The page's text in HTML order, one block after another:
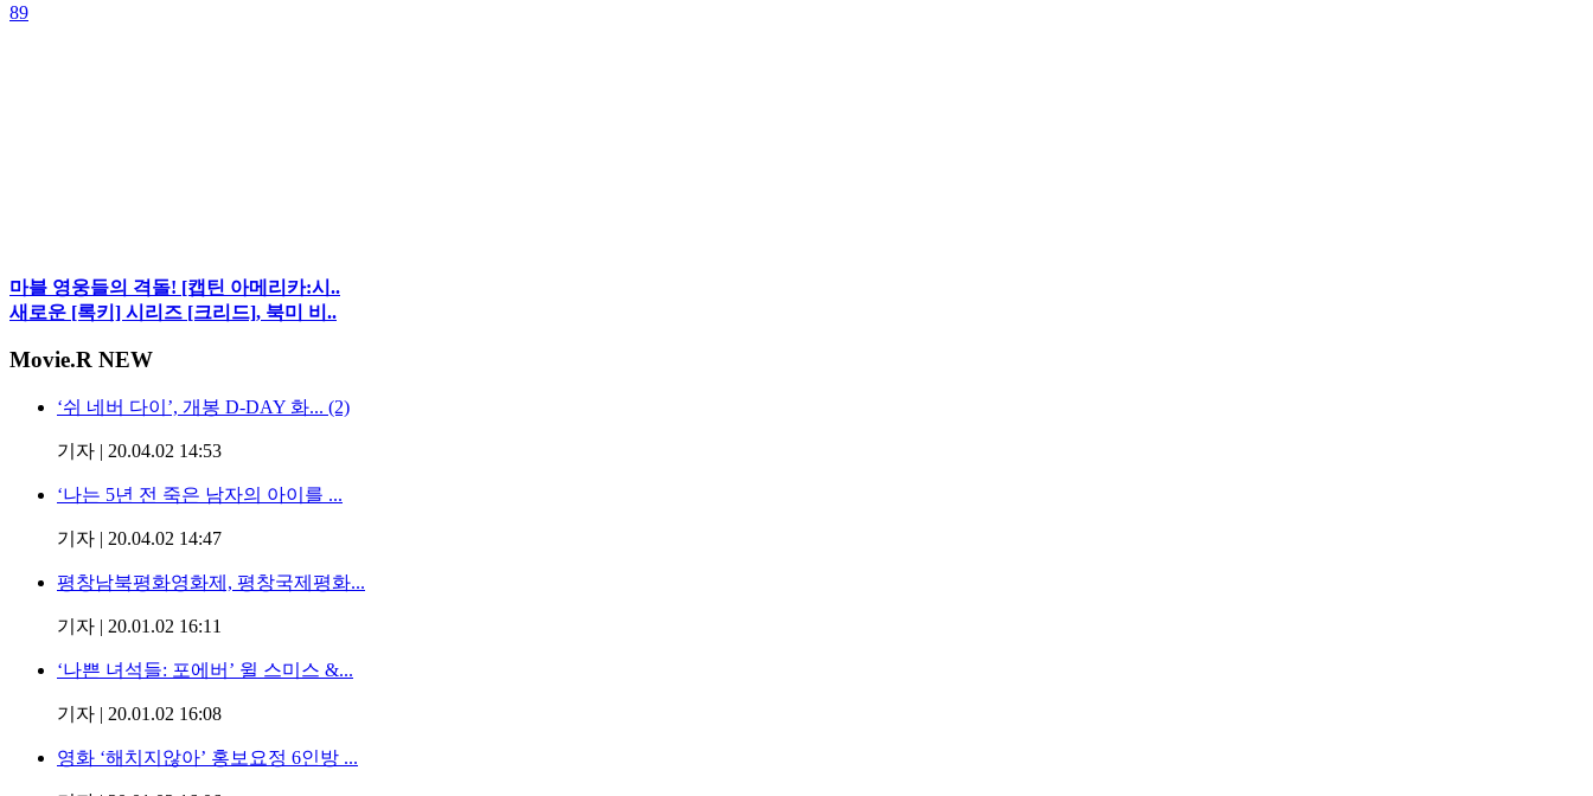
89
마블 영웅들의 격돌! [캡틴 아메리카:시..
새로운 [록키] 시리즈 [크리드], 북미 비..
Movie.R NEW
‘쉬 네버 다이’, 개봉 D-DAY 화... (2)
기자 | 20.04.02 14:53
‘나는 5년 전 죽은 남자의 아이를 ...
기자 | 20.04.02 14:47
평창남북평화영화제, 평창국제평화...
기자 | 20.01.02 16:11
‘나쁜 녀석들: 포에버’ 윌 스미스 &...
기자 | 20.01.02 16:08
영화 ‘해치지않아’ 홍보요정 6인방 ...